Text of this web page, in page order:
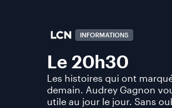
INFORMATIONS
Le 20h30
Les histoires qui ont
demain. Audrey Gagnon
utile au jour le jour. Sans